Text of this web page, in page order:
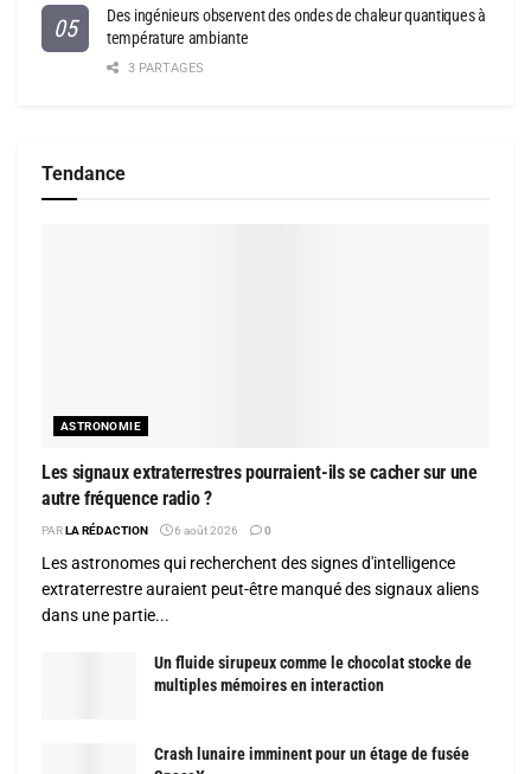
Des ingénieurs observent des ondes de chaleur quantiques à
température ambiante
3 PARTAGES
Tendance
ASTRONOMIE
Les signaux extraterrestres pourraient-ils se cacher sur une
autre fréquence radio ?
PARLA RÉDACTION 6 août 2026 0
Les astronomes qui recherchent des signes d'intelligence
extraterrestre auraient peut-être manqué des signaux aliens
dans une partie...
Un fluide sirupeux comme le chocolat stocke de
multiples mémoires en interaction
Crash lunaire imminent pour un étage de fusée